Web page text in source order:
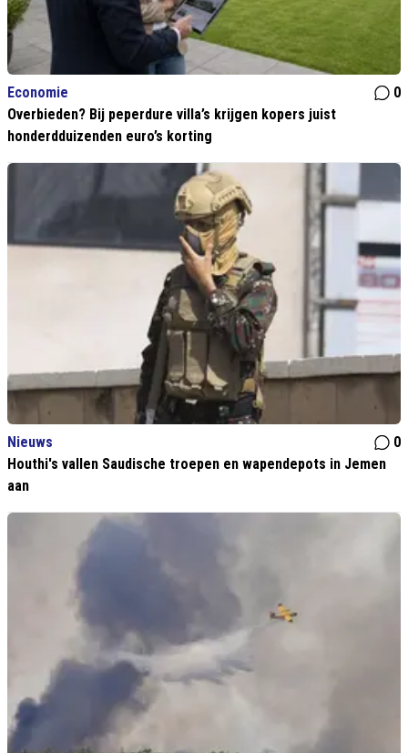
Economie
0
Overbieden? Bij peperdure villa’s krijgen kopers juist
honderdduizenden euro’s korting
Nieuws
0
Houthi's vallen Saudische troepen en wapendepots in Jemen
aan